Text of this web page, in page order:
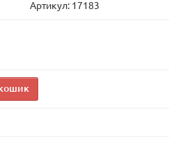
Артикул: 17183